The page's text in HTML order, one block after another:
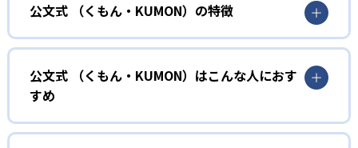
公文式 （くもん・KUMON）の特徴
01
無学年式の学力別学習
KUMONでは、年齢や学年にとらわれずに、一人ひとりの学
力に応じたレベルから学習を始めている。
確実に100点が取れるレベルから少しずつ難易度を上げてい
公文式 （くもん・KUMON）はこんな人におす
すめ
幼児